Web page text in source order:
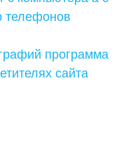
телефонов
программа
сайта